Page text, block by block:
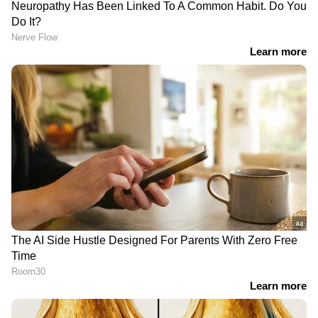
പറഞ്ഞത്.
രണ്ടുപേരുടെ ആഗ്രഹ
സാഫല്യത്തിന്
കാരണക്കാരൻ, സമ്മാനം
കുടുംബ ചിത്രമുള്ളൊരു
വാച്ച്; അഖിൽ മാരാർ
'എടാ നിനക്കെന്നെ
ഓർമയുണ്ടോ?'; 6-ാം
മാസത്തിൽ കണ്ടവർ 30
വർഷത്തിന് ശേഷം വീണ്ടും
കണ്ടുമുട്ടിയപ്പോൾ..
'നിങ്ങള്‍ മോഹന്‍ലാല്‍,
മമ്മൂട്ടി എന്ന് കേട്ടിട്ടുണ്ടോ'?
കനേഡിയന്‍
ചോദ്യത്തിന്
മോഹന്‍ലാലിലൂടെ വീണ്ടും
കൈയടി നേടി മമ്മൂട്ടി:
വീഡിയോ